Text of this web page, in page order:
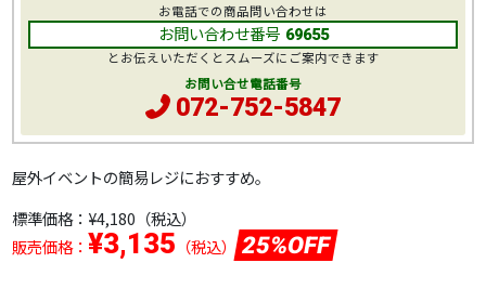
屋外イベントの簡易レジにおすすめ。
標準価格： ¥4,180 （税込）
販売価格： ¥3,135 （税込） 25%OFF
お電話での商品問い合わせは
お問い合わせ番号 69655
とお伝えいただくとスムーズにご案内できます
お問い合せ電話番号
072-752-5847